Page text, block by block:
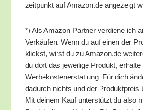
zeit­punkt auf Amazon.de ange­zeigt
*) Als Ama­zon-Part­ner ver­die­ne ich
Ver­käu­fen. Wenn du auf einen der
klickst, wirst du zu Amazon.de
du dort das jewei­li­ge Pro­dukt, erhal­te
Wer­be­kos­ten­er­stat­tung. Für dich
dadurch nichts und der Pro­dukt­preis
Mit dei­nem Kauf unter­stützt du also